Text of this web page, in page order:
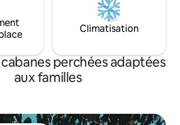
Climatisation
perchées adaptées
aux familles